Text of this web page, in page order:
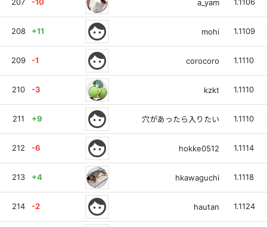
a_yam
208 +11 face mohi 1.1109
209 -1 face corocoro 1.1110
210 -3 kzkt 1.1110
211 +9 face 穴があったら入りたい 1.1110
212 -6 face hokke0512 1.1114
213 +4 hkawaguchi 1.1118
214 -2 face hautan 1.1124